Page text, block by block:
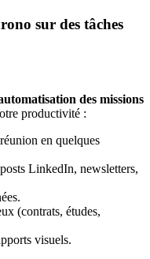
sur des tâches
des missions
productivité :
en quelques
LinkedIn, newsletters,
(contrats, études,
visuels.